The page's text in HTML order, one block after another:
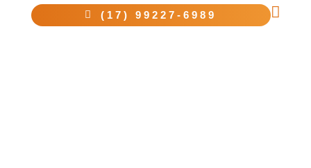
(17) 99227-6989